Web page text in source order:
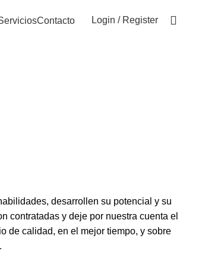
Contacto Login / Register
desarrollen su potencial y su
contratadas y deje por nuestra cuenta el
de calidad, en el mejor tiempo, y sobre